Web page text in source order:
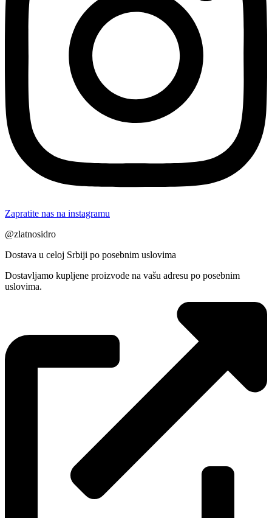
Zapratite nas na instagramu
@zlatnosidro
Dostava u celoj Srbiji po posebnim uslovima
Dostavljamo kupljene proizvode na vašu adresu po posebnim
uslovima.